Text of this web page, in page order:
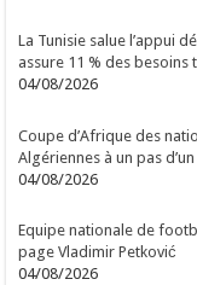
La Tunisie salue l’appui
assure 11 % des besoins
04/08/2026
Coupe d’Afrique des
Algériennes à un pas
04/08/2026
Equipe nationale de
page Vladimir Petković
04/08/2026